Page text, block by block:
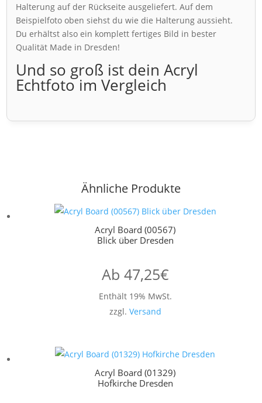
Halterung auf der Rückseite ausgeliefert. Auf dem
Beispielfoto oben siehst du wie die Halterung aussieht.
Du erhältst also ein komplett fertiges Bild in bester
Qualität Made in Dresden!
Und so groß ist dein Acryl
Echtfoto im Vergleich
Ähnliche Produkte
Acryl Board (00567)
Blick über Dresden
Ab 47,25€
Enthält 19% MwSt.
zzgl. Versand
Acryl Board (01329)
Hofkirche Dresden